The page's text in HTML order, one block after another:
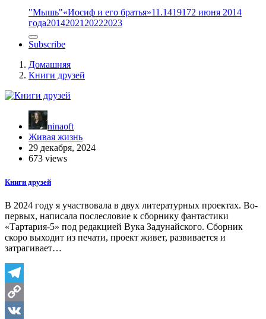
"Мышь"«Иосиф и его братья»11.1419172 июня 2014
года2014202120222023
Subscribe
Домашняя
Книги друзей
ninaoft
Живая жизнь
29 декабря, 2024
673 views
Книги друзей
В 2024 году я участвовала в двух литературных проектах. Во-
первых, написала послесловие к сборнику фантастики
«Тартария-5» под редакцией Вука Задунайского. Сборник
скоро выходит из печати, проект живет, развивается и
затрагивает…
Telegram
Copy